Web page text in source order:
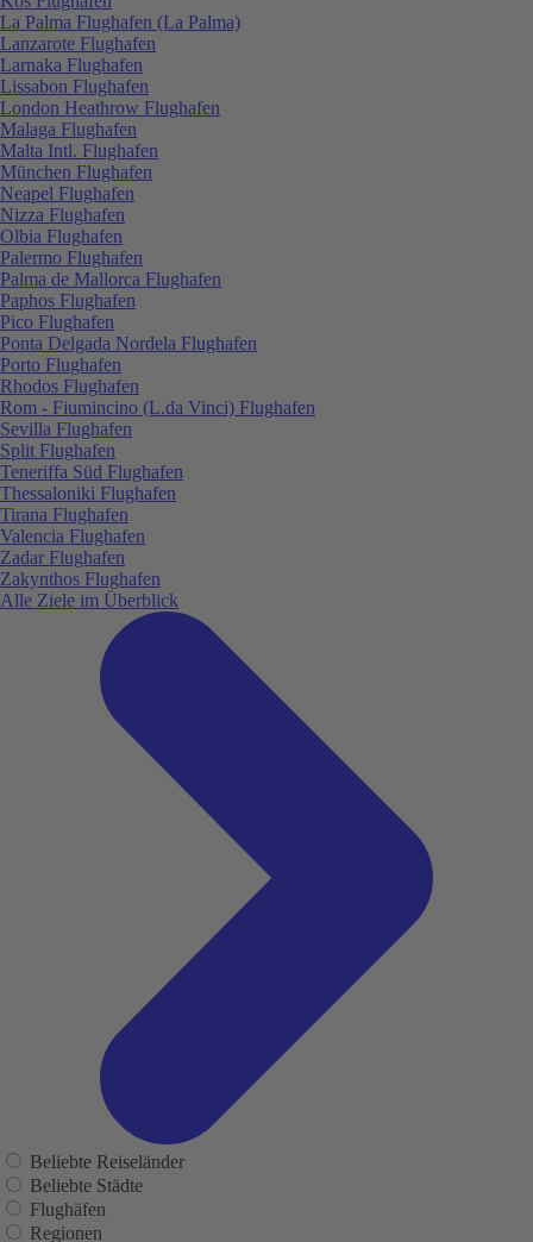
La Palma Flughafen (La Palma)
Lanzarote Flughafen
Larnaka Flughafen
Lissabon Flughafen
London Heathrow Flughafen
Malaga Flughafen
Malta Intl. Flughafen
München Flughafen
Neapel Flughafen
Nizza Flughafen
Olbia Flughafen
Palermo Flughafen
Palma de Mallorca Flughafen
Paphos Flughafen
Pico Flughafen
Ponta Delgada Nordela Flughafen
Porto Flughafen
Rhodos Flughafen
Rom - Fiumincino (L.da Vinci) Flughafen
Sevilla Flughafen
Split Flughafen
Teneriffa Süd Flughafen
Thessaloniki Flughafen
Tirana Flughafen
Valencia Flughafen
Zadar Flughafen
Zakynthos Flughafen
Alle Ziele im Überblick
Beliebte Reiseländer
Beliebte Städte
Flughäfen
Regionen